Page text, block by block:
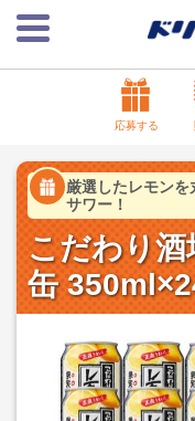
応募する
厳選したレモン
サワー！
こだわり
缶